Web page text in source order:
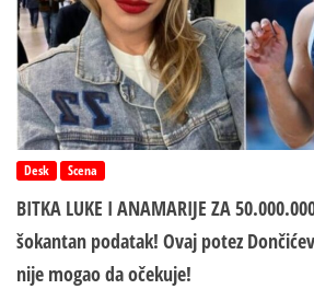
Desk Scena
BITKA LUKE I ANAMARIJE ZA
šokantan podatak! Ovaj potez
nije mogao da očekuje!